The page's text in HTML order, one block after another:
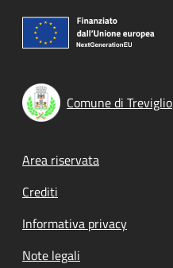
Comune di Treviglio
Footer menu
Area riservata
Crediti
Informativa privacy
Note legali